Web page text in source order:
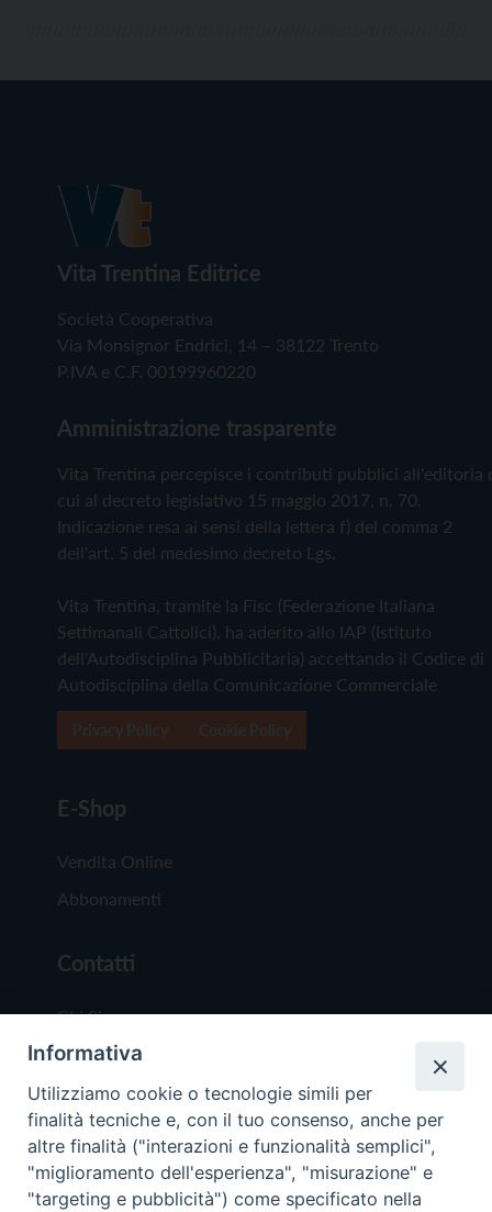
Vita Trentina Editrice
Società Cooperativa
Via Monsignor Endrici, 14 – 38122 Trento
P.IVA e C.F. 00199960220
Amministrazione trasparente
Vita Trentina percepisce i contributi pubblici all'editoria
cui al decreto legislativo 15 maggio 2017, n. 70.
Indicazione resa ai sensi della lettera f) del comma 2
dell'art. 5 del medesimo decreto Lgs.
Vita Trentina, tramite la Fisc (Federazione Italiana
Settimanali Cattolici), ha aderito allo IAP (Istituto
dell'Autodisciplina Pubblicitaria) accettando il Codice di
Autodisciplina della Comunicazione Commerciale
E-Shop
Vendita Online
Abbonamenti
Contatti
Chi Siamo
Redazione
Scrivici
Informativa
Utilizziamo cookie o tecnologie simili per
finalità tecniche e, con il tuo consenso, anche per
altre finalità ("interazioni e funzionalità semplici",
"miglioramento dell'esperienza", "misurazione" e
"targeting e pubblicità") come specificato nella